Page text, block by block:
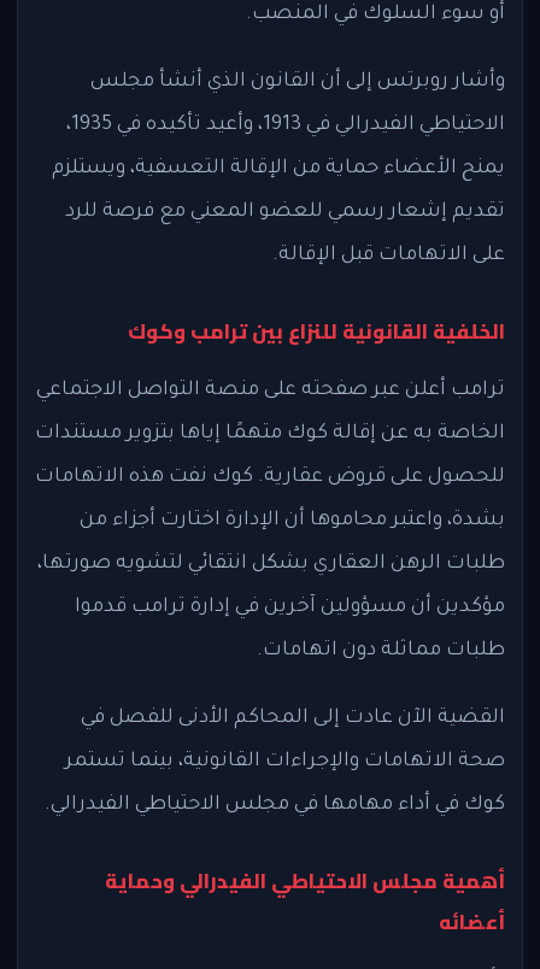
أو سوء السلوك في المنصب.
وأشار روبرتس إلى أن القانون الذي أنشأ مجلس
الاحتياطي الفيدرالي في 1913، وأعيد تأكيده في 1935،
يمنح الأعضاء حماية من الإقالة التعسفية، ويستلزم
تقديم إشعار رسمي للعضو المعني مع فرصة للرد
على الاتهامات قبل الإقالة.
الخلفية القانونية للنزاع بين ترامب وكوك
ترامب أعلن عبر صفحته على منصة التواصل الاجتماعي
الخاصة به عن إقالة كوك متهمًا إياها بتزوير مستندات
للحصول على قروض عقارية. كوك نفت هذه الاتهامات
بشدة، واعتبر محاموها أن الإدارة اختارت أجزاء من
طلبات الرهن العقاري بشكل انتقائي لتشويه صورتها،
مؤكدين أن مسؤولين آخرين في إدارة ترامب قدموا
طلبات مماثلة دون اتهامات.
القضية الآن عادت إلى المحاكم الأدنى للفصل في
صحة الاتهامات والإجراءات القانونية، بينما تستمر
كوك في أداء مهامها في مجلس الاحتياطي الفيدرالي.
أهمية مجلس الاحتياطي الفيدرالي وحماية
أعضائه